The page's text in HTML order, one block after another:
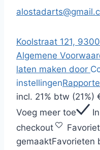
Koolstraat 121,
Algemene
laten maken door
instellingen
incl. 21% btw (21%)
Voeg meer toe
checkout
Favoriet
gemaaktFavorieten